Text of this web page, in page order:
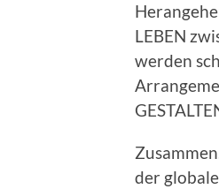
LEBEN
werden
der